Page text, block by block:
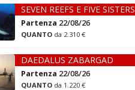
SEVEN REEFS E FIVE SISTERS
Partenza 22/08/26
QUANTO da 2.310 €
DAEDALUS ZABARGAD
Partenza 22/08/26
QUANTO da 1.220 €